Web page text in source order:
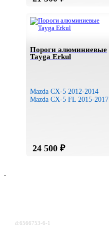
Пороги алюминиевые
Tayga Erkul
Mazda CX-5 2012-2014
Mazda CX-5 FL 2015-2017
.
d:6566753-6-1